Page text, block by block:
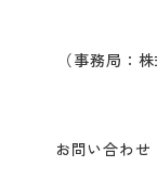
（事務局：
お問い合わせ